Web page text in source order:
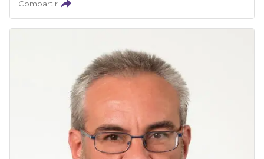
Compartir